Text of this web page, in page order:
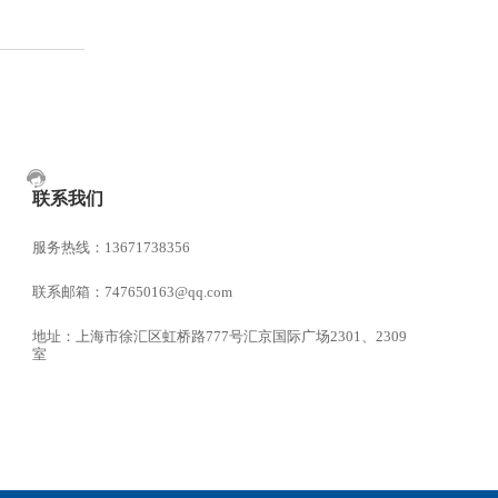
联系我们
服务热线：13671738356
联系邮箱：747650163@qq.com
地址：上海市徐汇区虹桥路777号汇京国际广场2301、2309
室